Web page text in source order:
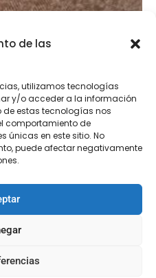
de las
utilizamos tecnologías
y/o acceder a la información
de estas tecnologías nos
comportamiento de
únicas en este sitio. No
puede afectar negativamente
Paño